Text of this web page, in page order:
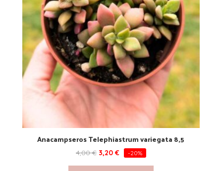
Anacampseros Telephiastrum variegata 8,5
4,00€ 3,20 € -20%